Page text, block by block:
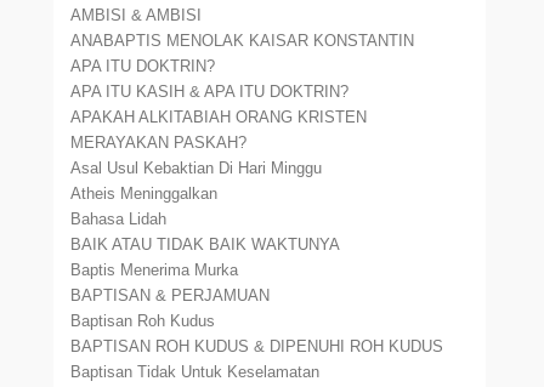
AMBISI & AMBISI
ANABAPTIS MENOLAK KAISAR KONSTANTIN
APA ITU DOKTRIN?
APA ITU KASIH & APA ITU DOKTRIN?
APAKAH ALKITABIAH ORANG KRISTEN
MERAYAKAN PASKAH?
Asal Usul Kebaktian Di Hari Minggu
Atheis Meninggalkan
Bahasa Lidah
BAIK ATAU TIDAK BAIK WAKTUNYA
Baptis Menerima Murka
BAPTISAN & PERJAMUAN
Baptisan Roh Kudus
BAPTISAN ROH KUDUS & DIPENUHI ROH KUDUS
Baptisan Tidak Untuk Keselamatan